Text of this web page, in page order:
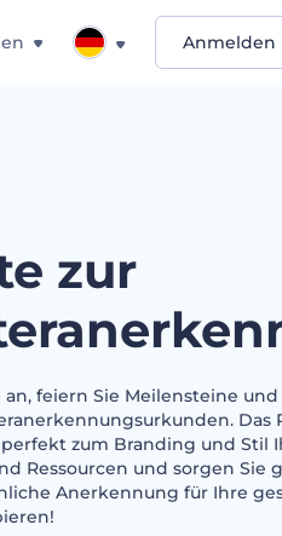
Anmelden
zur
feiern Sie Meilensteine
Das
zum Branding und Stil
Ressourcen und sorgen Sie
Anerkennung für Ihre